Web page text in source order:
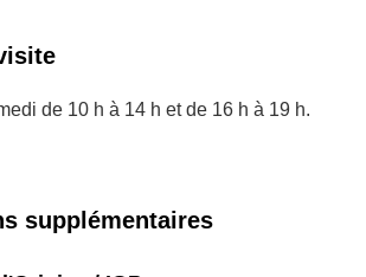
de 10 h à 14 h et de 16 h à 19 h.
supplémentaires